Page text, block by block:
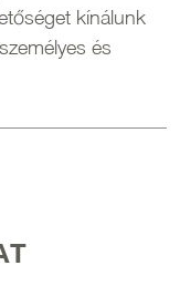
kínálunk
és